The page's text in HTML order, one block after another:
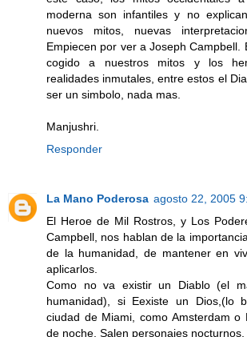
moderna son infantiles y no
nuevos mitos, nuevas
Empiecen por ver a Joseph Campbell.
cogido a nuestros mitos y los
realidades inmutales, entre estos el
ser un simbolo, nada mas.
Manjushri.
Responder
La Mano Poderosa agosto 22, 2005
El Heroe de Mil Rostros, y Los
Campbell, nos hablan de la
de la humanidad, de mantener en
aplicarlos.
Como no va existir un Diablo (el
humanidad), si Eexiste un Dios,(lo
ciudad de Miami, como Amsterdam o
de noche. Salen personajes